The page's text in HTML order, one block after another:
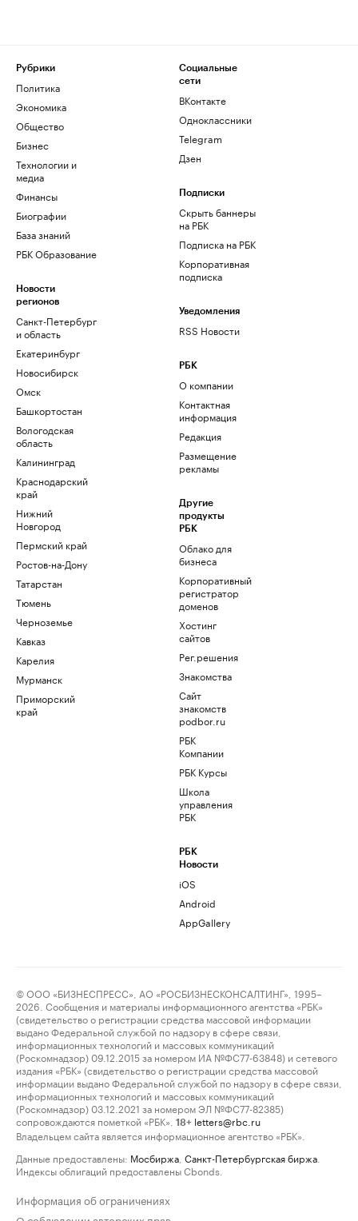
Рубрики
Политика
Экономика
Общество
Бизнес
Технологии и
медиа
Финансы
Биографии
База знаний
РБК Образование
Новости
регионов
Санкт-Петербург
и область
Екатеринбург
Новосибирск
Омск
Башкортостан
Вологодская
область
Калининград
Краснодарский
край
Нижний
Новгород
Пермский край
Ростов-на-Дону
Татарстан
Тюмень
Черноземье
Кавказ
Карелия
Мурманск
Приморский
край
Социальные
сети
ВКонтакте
Одноклассники
Telegram
Дзен
Подписки
Скрыть баннеры
на РБК
Подписка на РБК
Корпоративная
подписка
Уведомления
RSS Новости
РБК
О компании
Контактная
информация
Редакция
Размещение
рекламы
Другие
продукты
РБК
Облако для
бизнеса
Корпоративный
регистратор
доменов
Хостинг
сайтов
Рег.решения
Знакомства
Сайт
знакомств
podbor.ru
РБК
Компании
РБК Курсы
Школа
управления
РБК
РБК
Новости
iOS
Android
AppGallery
© ООО «БИЗНЕСПРЕСС», АО «РОСБИЗНЕСКОНСАЛТИНГ», 1995–
2026. Сообщения и материалы информационного агентства «РБК»
(свидетельство о регистрации средства массовой информации
выдано Федеральной службой по надзору в сфере связи,
информационных технологий и массовых коммуникаций
(Роскомнадзор) 09.12.2015 за номером ИА №ФС77-63848) и сетевого
издания «РБК» (свидетельство о регистрации средства массовой
информации выдано Федеральной службой по надзору в сфере связи,
информационных технологий и массовых коммуникаций
(Роскомнадзор) 03.12.2021 за номером ЭЛ №ФС77-82385)
сопровождаются пометкой «РБК».
18+ letters@rbc.ru
Владельцем сайта является информационное агентство «РБК».
Данные предоставлены: Мосбиржа Санкт-Петербургская биржа
Индексы облигаций предоставлены Cbonds.
Информация об ограничениях